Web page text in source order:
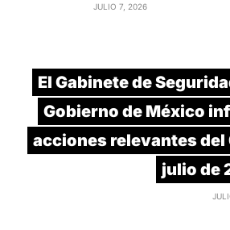
JULIO 7, 2026
El Gabinete de
Gobierno de México
acciones relevantes del
julio de